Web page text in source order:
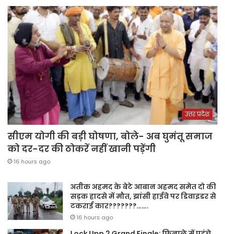
उत्तर प्रदेश
सीएम योगी की बड़ी घोषणा, बोले- अब घुमंतू समाज
को दर-दर की ठोकरें नहीं खानी पड़ेंगी
16 hours ago
अतीक अहमद के बेटे आबान अहमद समेत दो की
सड़क हादसे में मौत, झांसी हाईवे पर डिवाइडर से
टकराई कार???????…….
16 hours ago